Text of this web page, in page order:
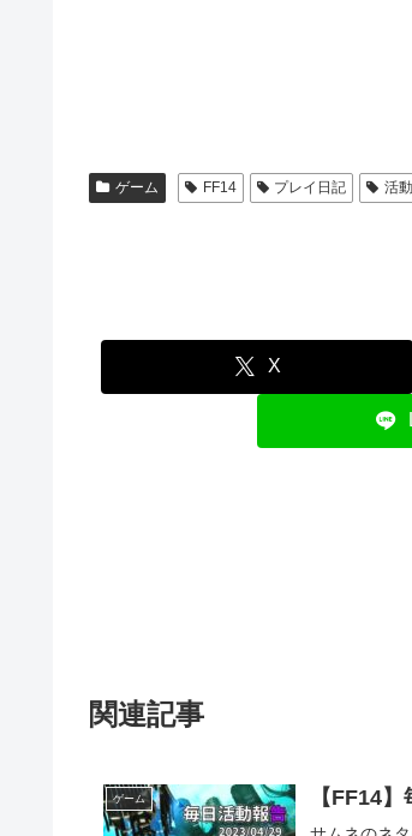
ゲーム FF14 プレイ日記 活
X
関連記事
ゲーム 【FF14